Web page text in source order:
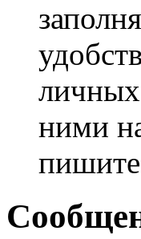
личных
ними